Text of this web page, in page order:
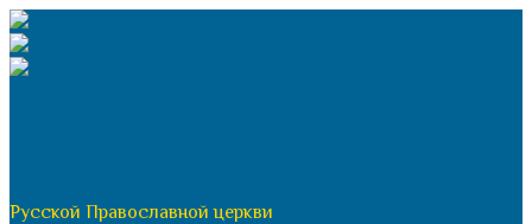
Перейти
к
содержимому
Русской Православной церкви